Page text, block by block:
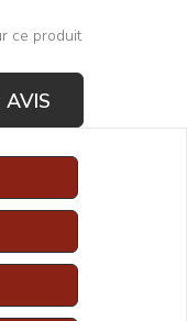
ce produit